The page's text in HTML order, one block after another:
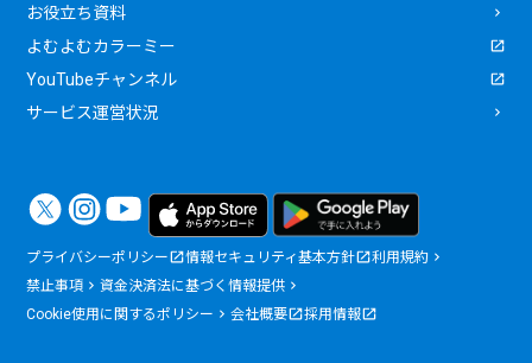
お役立ち資料
よむよむカラーミー
YouTubeチャンネル
サービス運営状況
プライバシーポリシー 情報セキュリティ基本方針
利用規約
禁止事項
資金決済法に基づく情報提供
Cookie使用に関するポリシー
会社概要 採用情報